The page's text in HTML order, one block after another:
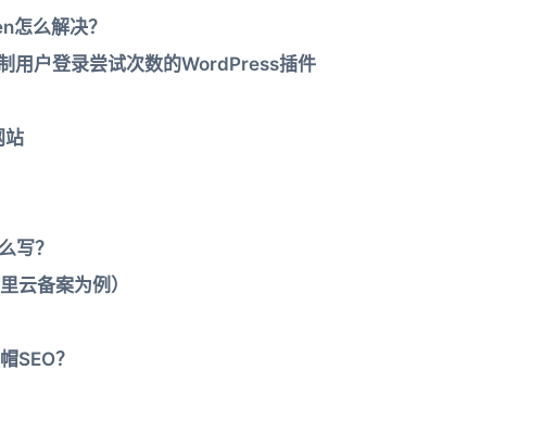
么解决？
户登录尝试次数的WordPress插件
站
写？
云备案为例）
SEO？